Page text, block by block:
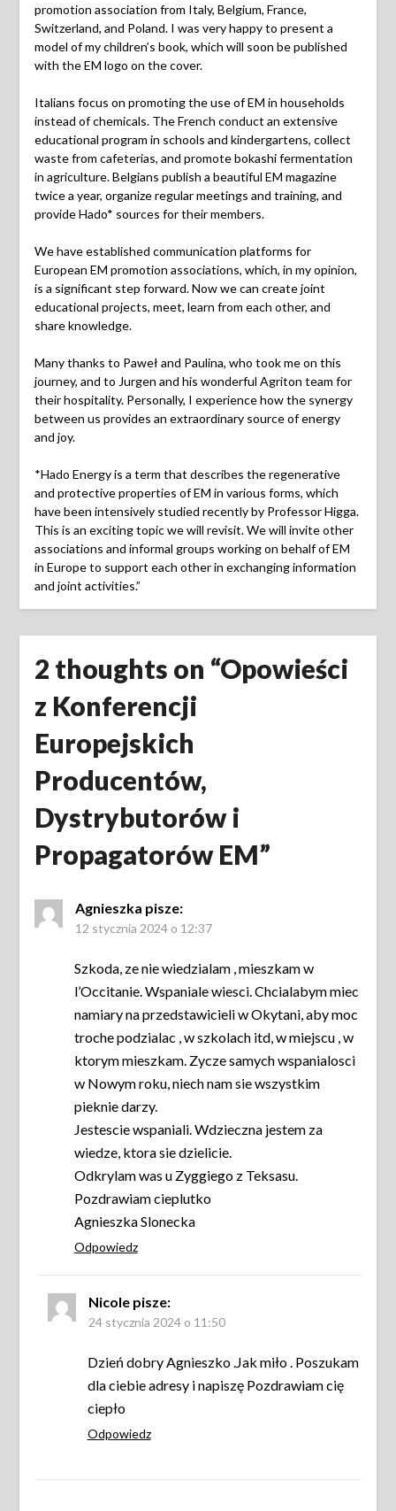
promotion association from Italy, Belgium, France,
Switzerland, and Poland. I was very happy to present a
model of my children’s book, which will soon be published
with the EM logo on the cover.
Italians focus on promoting the use of EM in households
instead of chemicals. The French conduct an extensive
educational program in schools and kindergartens, collect
waste from cafeterias, and promote bokashi fermentation
in agriculture. Belgians publish a beautiful EM magazine
twice a year, organize regular meetings and training, and
provide Hado* sources for their members.
We have established communication platforms for
European EM promotion associations, which, in my opinion,
is a significant step forward. Now we can create joint
educational projects, meet, learn from each other, and
share knowledge.
Many thanks to Paweł and Paulina, who took me on this
journey, and to Jurgen and his wonderful Agriton team for
their hospitality. Personally, I experience how the synergy
between us provides an extraordinary source of energy
and joy.
*Hado Energy is a term that describes the regenerative
and protective properties of EM in various forms, which
have been intensively studied recently by Professor Higga.
This is an exciting topic we will revisit. We will invite other
associations and informal groups working on behalf of EM
in Europe to support each other in exchanging information
and joint activities.”
2 thoughts on “Opowieści
z Konferencji
Europejskich
Producentów,
Dystrybutorów i
Propagatorów EM”
Agnieszka pisze:
12 stycznia 2024 o 12:37
Szkoda, ze nie wiedzialam , mieszkam w
l’Occitanie. Wspaniale wiesci. Chcialabym miec
namiary na przedstawicieli w Okytani, aby moc
troche podzialac , w szkolach itd, w miejscu , w
ktorym mieszkam. Zycze samych wspanialosci
w Nowym roku, niech nam sie wszystkim
pieknie darzy.
Jestescie wspaniali. Wdzieczna jestem za
wiedze, ktora sie dzielicie.
Odkrylam was u Zyggiego z Teksasu.
Pozdrawiam cieplutko
Agnieszka Slonecka
Odpowiedz
Nicole pisze:
24 stycznia 2024 o 11:50
Dzień dobry Agnieszko .Jak miło . Poszukam
dla ciebie adresy i napiszę Pozdrawiam cię
ciepło
Odpowiedz